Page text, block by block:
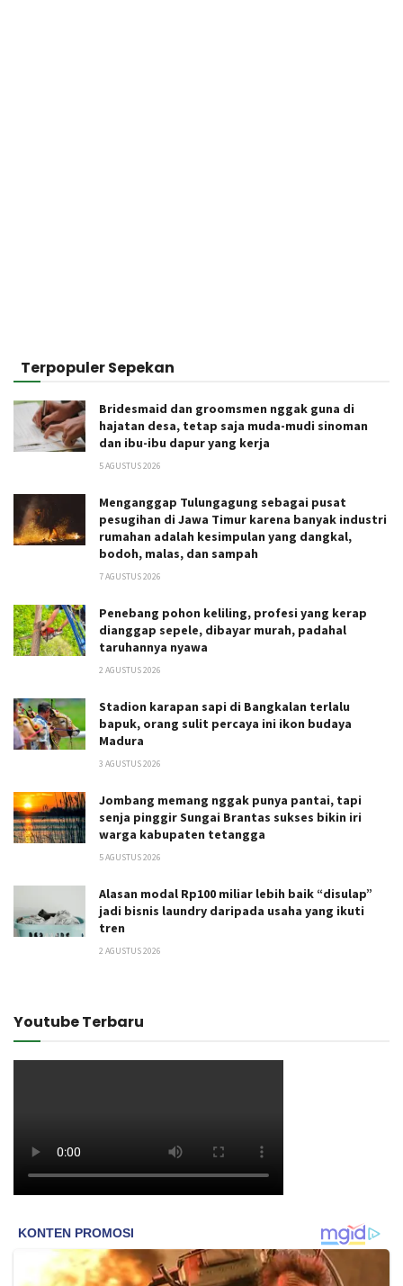
Terpopuler Sepekan
Bridesmaid dan groomsmen nggak guna di
hajatan desa, tetap saja muda-mudi sinoman
dan ibu-ibu dapur yang kerja
5 AGUSTUS 2026
Menganggap Tulungagung sebagai pusat
pesugihan di Jawa Timur karena banyak industri
rumahan adalah kesimpulan yang dangkal,
bodoh, malas, dan sampah
7 AGUSTUS 2026
Penebang pohon keliling, profesi yang kerap
dianggap sepele, dibayar murah, padahal
taruhannya nyawa
2 AGUSTUS 2026
Stadion karapan sapi di Bangkalan terlalu
bapuk, orang sulit percaya ini ikon budaya
Madura
3 AGUSTUS 2026
Jombang memang nggak punya pantai, tapi
senja pinggir Sungai Brantas sukses bikin iri
warga kabupaten tetangga
5 AGUSTUS 2026
Alasan modal Rp100 miliar lebih baik “disulap”
jadi bisnis laundry daripada usaha yang ikuti
tren
2 AGUSTUS 2026
Youtube Terbaru